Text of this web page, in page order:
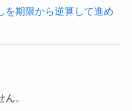
を期限から逆算して進め
。